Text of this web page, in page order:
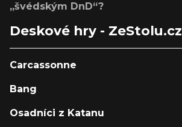
„švédským DnD“?
Deskové hry - ZeStolu.cz
Carcassonne
Bang
Osadníci z Katanu